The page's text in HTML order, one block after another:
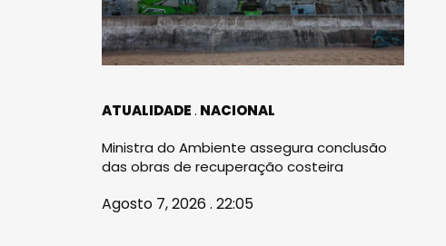
ATUALIDADE NACIONAL
Ministra do Ambiente assegura conclusão
das obras de recuperação costeira
Agosto 7, 2026 . 22:05